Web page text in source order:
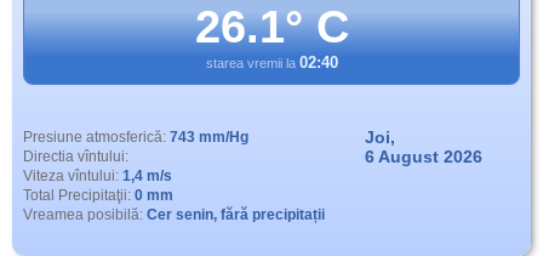
26.1° C
starea vremii la 02:40
Presiune atmosferică: 743 mm/Hg
Directia vîntului:
Viteza vîntului: 1,4 m/s
Total Precipitaţii: 0 mm
Vreamea posibilă: Cer senin, fără precipitații
Joi,
6 August 2026